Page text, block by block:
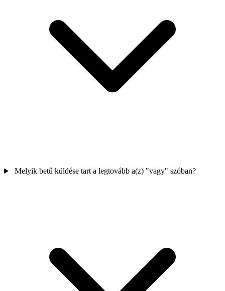
Melyik betű küldése tart a legtovább a(z) "vagy" szóban?